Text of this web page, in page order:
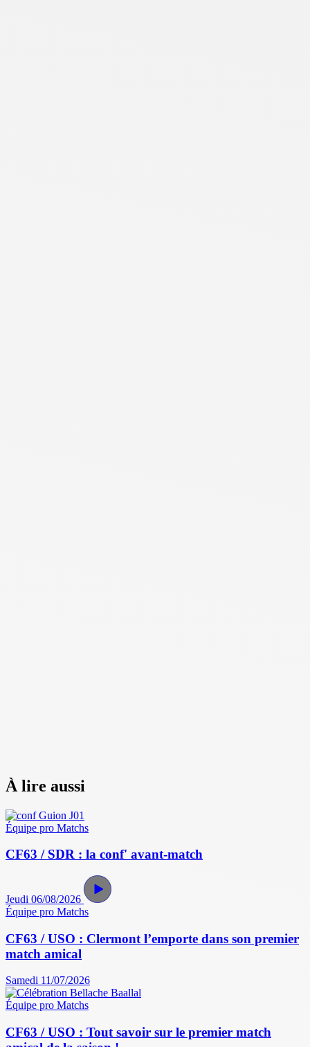
À lire aussi
Équipe pro Matchs
CF63 / SDR : la conf' avant-match
Jeudi 06/08/2026
Équipe pro Matchs
CF63 / USO : Clermont l’emporte dans son premier
match amical
Samedi 11/07/2026
Équipe pro Matchs
CF63 / USO : Tout savoir sur le premier match